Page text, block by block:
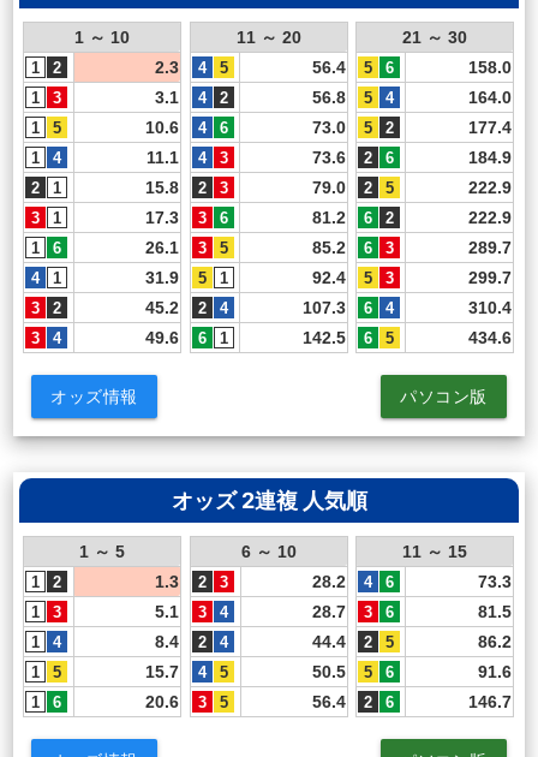
1 ～ 10
2.3
3.1
10.6
11.1
15.8
17.3
26.1
31.9
45.2
49.6
11 ～ 20
56.4
56.8
73.0
73.6
79.0
81.2
85.2
92.4
107.3
142.5
21 ～ 30
158.0
164.0
177.4
184.9
222.9
222.9
289.7
299.7
310.4
434.6
オッズ情報 パソコン版
オッズ 2連複 人気順
1 ～ 5
1.3
5.1
8.4
15.7
20.6
6 ～ 10
28.2
28.7
44.4
50.5
56.4
11 ～ 15
73.3
81.5
86.2
91.6
146.7